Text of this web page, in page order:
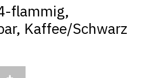
flammig,
Kaffee/Schwarz